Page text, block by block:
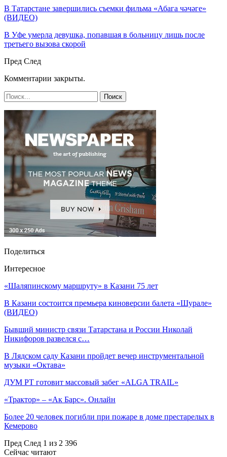
В Татарстане завершились съемки фильма «Абага чәчәге»
(ВИДЕО)
В Уфе умерла девушка, попавшая в больницу лишь после
третьего вызова скорой
Пред След
Комментарии закрыты.
Поделиться
Интересное
«Шаляпинскому маршруту» в Казани 75 лет
В Казани состоится премьера киноверсии балета «Шурале»
(ВИДЕО)
Бывший министр связи Татарстана и России Николай
Никифоров развелся с…
В Лядском саду Казани пройдет вечер инструментальной
музыки «Октава»
ДУМ РТ готовит массовый забег «ALGA TRAIL»
«Трактор» – «Ак Барс». Онлайн
Более 20 человек погибли при пожаре в доме престарелых в
Кемерово
Пред След 1 из 2 396
Сейчас читают